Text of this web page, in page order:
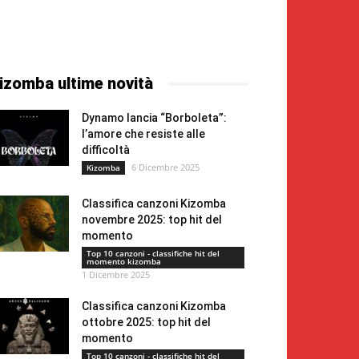
ultime novità
Dynamo lancia “Borboleta”:
l’amore che resiste alle
difficoltà
Kizomba 6 Dicembre 2025
Classifica canzoni Kizomba
novembre 2025: top hit del
momento
Top 10 canzoni - classifiche hit del
momento kizomba
1 Dicembre 2025
Classifica canzoni Kizomba
ottobre 2025: top hit del
momento
Top 10 canzoni - classifiche hit del